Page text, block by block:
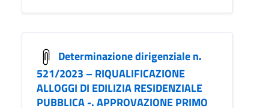
Determinazione dirigenziale n.
521/2023 – RIQUALIFICAZIONE
ALLOGGI DI EDILIZIA RESIDENZIALE
PUBBLICA -. APPROVAZIONE PRIMO